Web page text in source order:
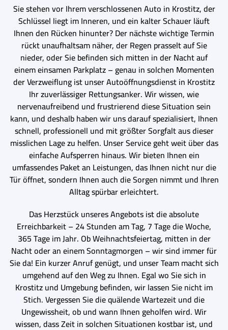
Sie stehen vor Ihrem verschlossenen Auto in Krostitz, der
Schlüssel liegt im Inneren, und ein kalter Schauer läuft
Ihnen den Rücken hinunter? Der nächste wichtige Termin
rückt unaufhaltsam näher, der Regen prasselt auf Sie
nieder, oder Sie befinden sich mitten in der Nacht auf
einem einsamen Parkplatz – genau in solchen Momenten
der Verzweiflung ist unser Autoöffnungsdienst in Krostitz
Ihr zuverlässiger Rettungsanker. Wir wissen, wie
nervenaufreibend und frustrierend diese Situation sein
kann, und deshalb haben wir uns darauf spezialisiert, Ihnen
schnell, professionell und mit größter Sorgfalt aus dieser
misslichen Lage zu helfen. Unser Service geht weit über das
einfache Aufsperren hinaus. Wir bieten Ihnen ein
umfassendes Paket an Leistungen, das Ihnen nicht nur die
Tür öffnet, sondern Ihnen auch die Sorgen nimmt und Ihren
Alltag spürbar erleichtert.
Das Herzstück unseres Angebots ist die absolute
Erreichbarkeit – 24 Stunden am Tag, 7 Tage die Woche,
365 Tage im Jahr. Ob Weihnachtsfeiertag, mitten in der
Nacht oder an einem Sonntagmorgen – wir sind immer für
Sie da! Ein kurzer Anruf genügt, und unser Team macht sich
umgehend auf den Weg zu Ihnen. Egal wo Sie sich in
Krostitz und Umgebung befinden, wir lassen Sie nicht im
Stich. Vergessen Sie die quälende Wartezeit und die
Ungewissheit, ob und wann Ihnen geholfen wird. Wir
wissen, dass Zeit in solchen Situationen kostbar ist, und